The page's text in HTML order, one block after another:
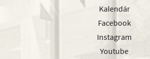
Kalendár
Facebook
Instagram
Youtube